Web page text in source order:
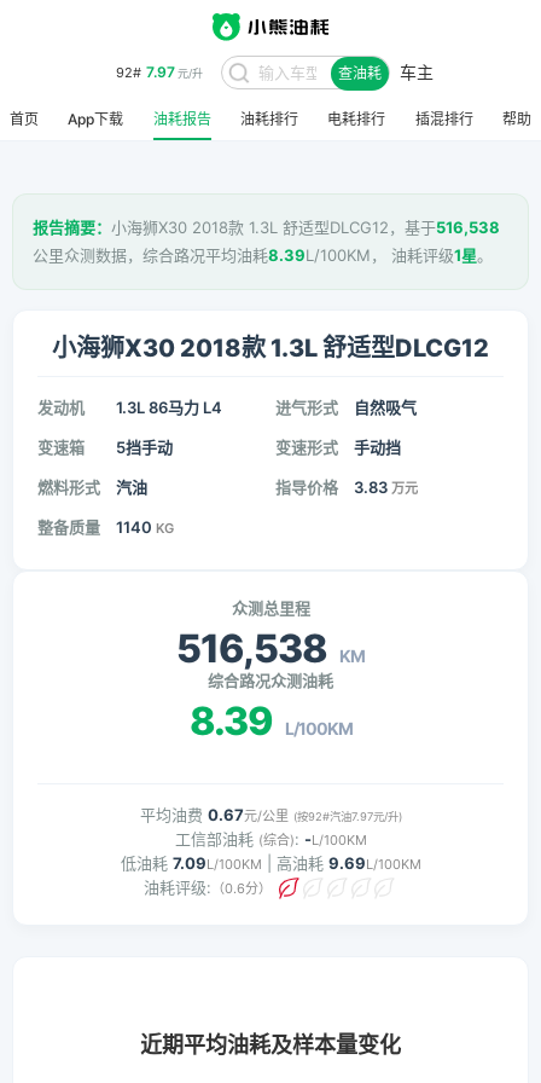
92# 7.97元/升 查油耗 车主
首页 App下载 油耗报告 油耗排行 电耗排行 插混排行 帮助
报告摘要： 小海狮X30 2018款 1.3L 舒适型DLCG12，基于516,538
公里众测数据，综合路况平均油耗8.39L/100KM， 油耗评级1星。
小海狮X30 2018款 1.3L 舒适型DLCG12
发动机 1.3L 86马力 L4 进气形式 自然吸气
变速箱 5挡手动 变速形式 手动挡
燃料形式 汽油 指导价格 3.83 万元
整备质量 1140 KG
众测总里程
516,538 KM
综合路况众测油耗
8.39 L/100KM
平均油费 0.67元/公里 (按92#汽油7.97元/升)
工信部油耗 (综合): -L/100KM
低油耗 7.09L/100KM | 高油耗 9.69L/100KM
油耗评级: （0.6分）